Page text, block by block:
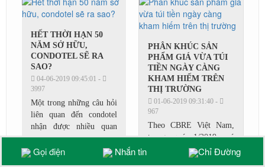
căn hộ cao...
HẾT THỜI HẠN 50
NĂM SỞ HỮU,
CONDOTEL SẼ RA
SAO?
04-06-2019 09:45:01 -
3997
Một trong những câu hỏi
liên quan đến condotel
nhận được nhiều quan
tâm của dư luận trong
thời gian qua là hết thời
PHÂN KHÚC SẢN
PHẨM GIÁ VỪA TÚI
TIỀN NGÀY CÀNG
KHAM HIẾM TRÊN
THỊ TRƯỜNG
01-06-2019 09:31:40 -
967
Theo CBRE Việt Nam,
trong quý 1/2019, có
4.423 căn hộ được chào
Gọi điện Nhắn tin Chỉ Đường